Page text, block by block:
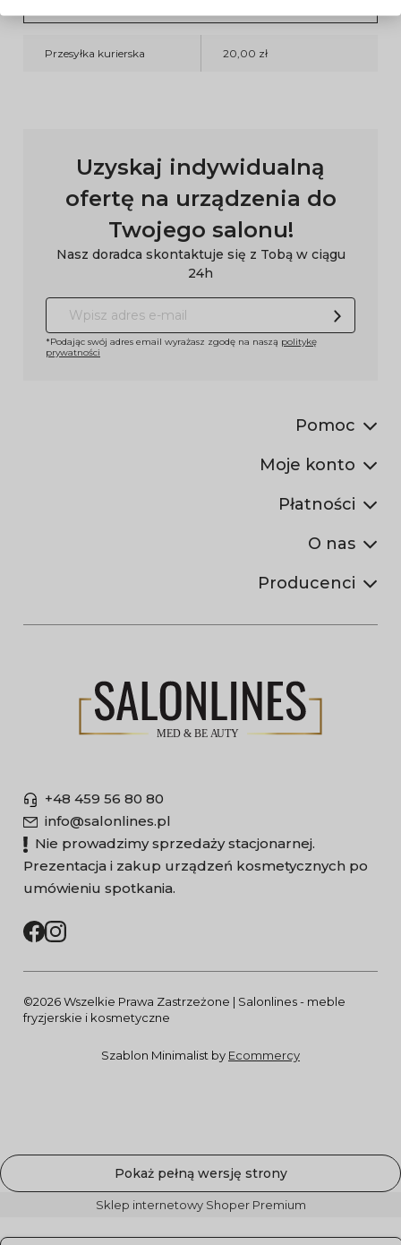
Przesyłka kurierska 20,00 zł
Uzyskaj indywidualną
ofertę na urządzenia do
Twojego salonu!
Nasz doradca skontaktuje się z Tobą w ciągu
24h
*Podając swój adres email wyrażasz zgodę na naszą politykę
prywatności
Pomoc
Moje konto
Płatności
O nas
Producenci
+48 459 56 80 80
info@salonlines.pl
Nie prowadzimy sprzedaży stacjonarnej.
Prezentacja i zakup urządzeń kosmetycznych po
umówieniu spotkania.
©2026 Wszelkie Prawa Zastrzeżone | Salonlines - meble
fryzjerskie i kosmetyczne
Szablon Minimalist by Ecommercy
Pokaż pełną wersję strony
Sklep internetowy Shoper Premium